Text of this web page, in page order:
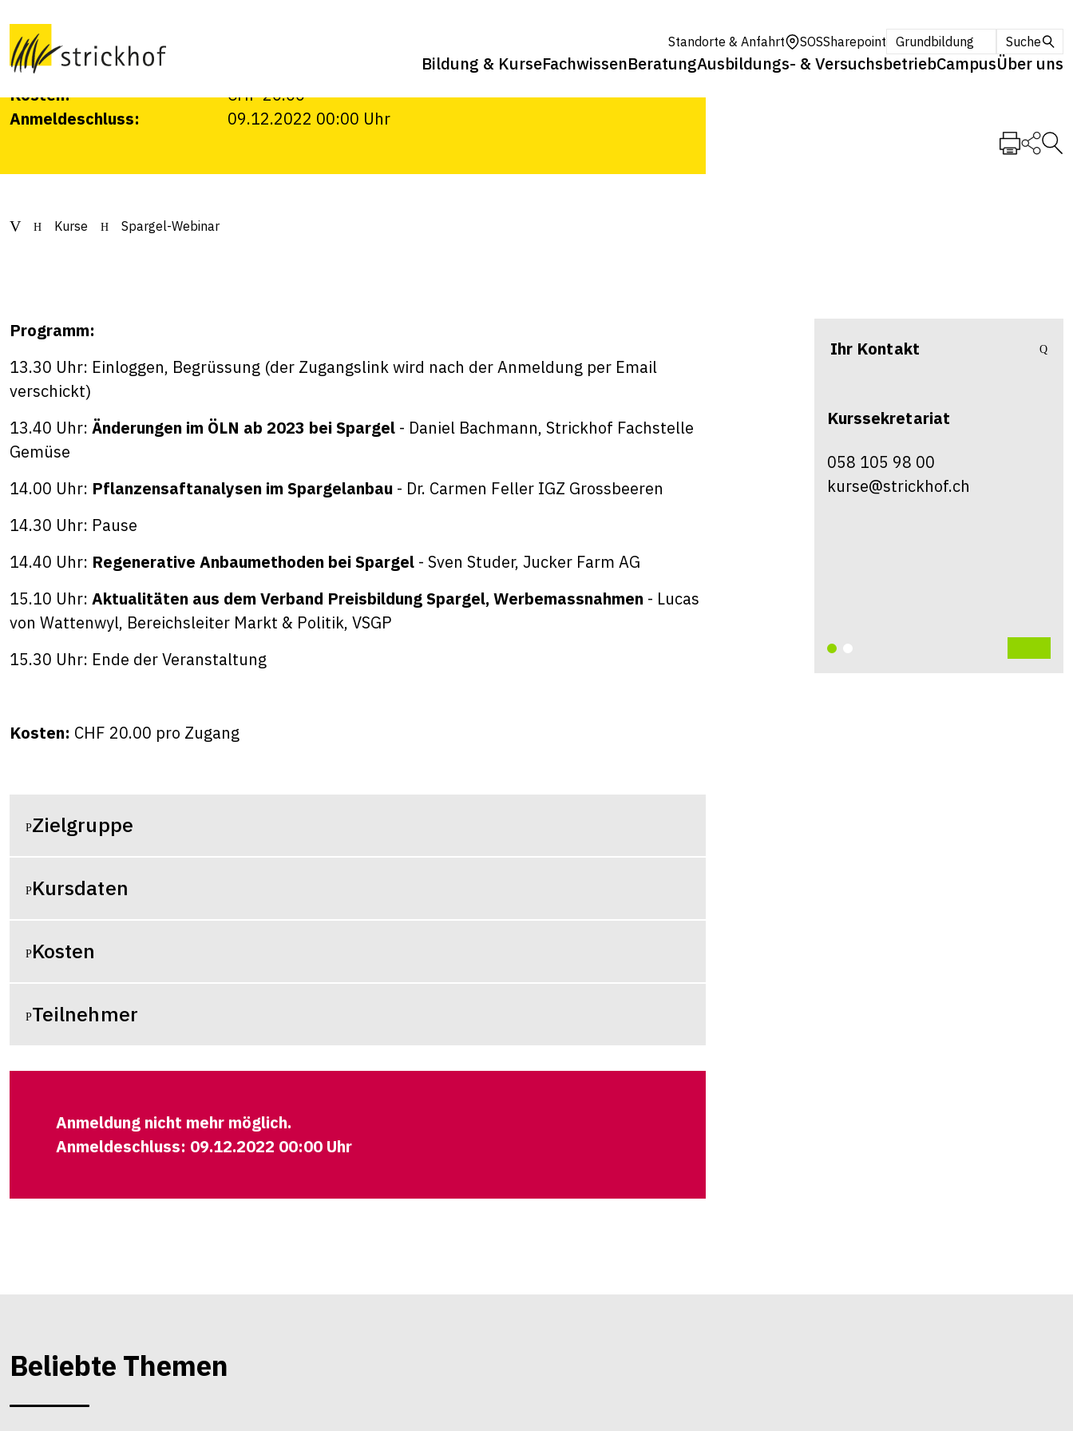
Standorte & Anfahrt SOSSharepoint Grundbildung Suche
Bildung & KurseFachwissenBeratungAusbildungs- & VersuchsbetriebCampusÜber uns
Online-Weiterbildung mit 4 Fachvorträgen
Datum:
Veranstalter:
Strickhof, Liebegg, Arenenberg
Kosten:
CHF 20.00
Anmeldeschluss:
09.12.2022 00:00 Uhr
Kurse Spargel-Webinar
Programm:
13.30 Uhr: Einloggen, Begrüssung (der Zugangslink wird nach der Anmeldung per Email
verschickt)
13.40 Uhr: Änderungen im ÖLN ab 2023 bei Spargel - Daniel Bachmann, Strickhof Fachstelle
Gemüse
14.00 Uhr: Pflanzensaftanalysen im Spargelanbau - Dr. Carmen Feller IGZ Grossbeeren
14.30 Uhr: Pause
14.40 Uhr: Regenerative Anbaumethoden bei Spargel - Sven Studer, Jucker Farm AG
15.10 Uhr: Aktualitäten aus dem Verband Preisbildung Spargel, Werbemassnahmen - Lucas
von Wattenwyl, Bereichsleiter Markt & Politik, VSGP
15.30 Uhr: Ende der Veranstaltung
Kosten: CHF 20.00 pro Zugang
Zielgruppe
Kursdaten
Kosten
Teilnehmer
Anmeldung nicht mehr möglich.
Anmeldeschluss: 09.12.2022 00:00 Uhr
Ihr Kontakt
Kurssekretariat
058 105 98 00
kurse@strickhof.ch
Beliebte Themen